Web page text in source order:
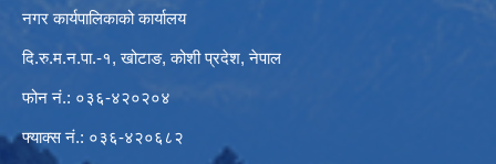
नगर कार्यपालिकाको कार्यालय
दि.रु.म.न.पा.-१, खोटाङ, कोशी प्रदेश, नेपाल
फोन नं.: ०३६-४२०२०४
फ्याक्स नं.: ०३६-४२०६८२